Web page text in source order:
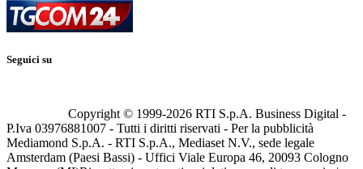
Seguici su
Copyright © 1999-2026 RTI S.p.A. Business Digital -
P.Iva 03976881007 - Tutti i diritti riservati - Per la pubblicità
Mediamond S.p.A. - RTI S.p.A., Mediaset N.V., sede legale
Amsterdam (Paesi Bassi) - Uffici Viale Europa 46, 20093 Cologno